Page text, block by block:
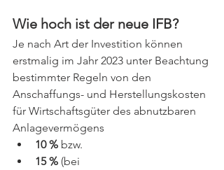
Wie hoch ist der neue IFB?
Je nach Art der Investition können
erstmalig im Jahr 2023 unter Beachtung
bestimmter Regeln von den
Anschaffungs- und Herstellungskosten
für Wirtschaftsgüter des abnutzbaren
Anlagevermögens
10 % bzw.
15 % (bei